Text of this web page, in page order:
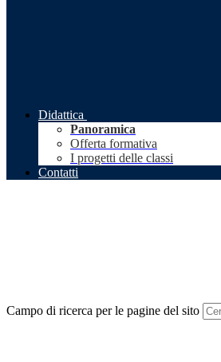
Didattica
Panoramica
Offerta formativa
I progetti delle classi
Contatti
Campo di ricerca per le pagine del sito